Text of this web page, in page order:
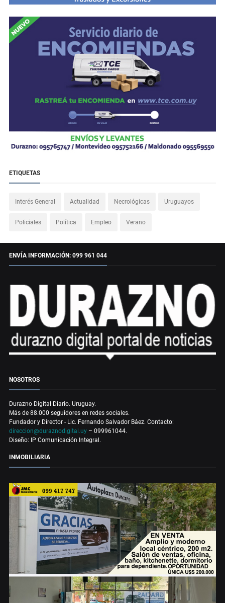
ETIQUETAS
Interés General Actualidad Necrológicas Uruguayos
Policiales Política Empleo Verano
ENVÍA INFORMACIÓN: 099 961 044
NOSOTROS
Durazno Digital Diario. Uruguay.
Más de 88.000 seguidores en redes sociales.
Fundador y Director - Lic. Fernando Salvador Báez. Contacto:
direccion@duraznodigital.uy – 099961044.
Diseño: IP Comunicación Integral.
INMOBILIARIA